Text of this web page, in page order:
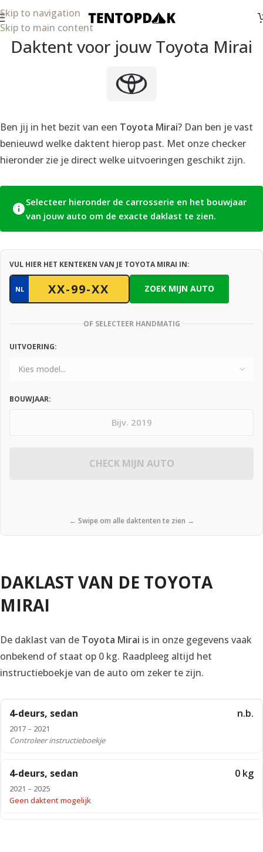
Skip to navigation
Skip to main content
Daktent voor jouw Toyota Mirai
Ben jij in het bezit van een Toyota Mirai? Dan ben je vast
benieuwd welke daktent hierop past. Met onze checker
hieronder zie je direct welke uitvoeringen geschikt zijn.
Selecteer hieronder de carrosserie en het bouwjaar
van jouw auto om de exacte daklast te zien.
VUL HIER HET KENTEKEN VAN JE TOYOTA MIRAI IN:
NL ZOEK MIJN AUTO
OF SELECTEER HANDMATIG
UITVOERING:
BOUWJAAR:
CHECK MIJN AUTO
← Swipe om alle daktenten te zien →
DAKLAST VAN DE TOYOTA
MIRAI
De daklast van de Toyota Mirai is in onze gegevens vaak
onbekend of staat op 0 kg. Raadpleeg altijd het
instructieboekje van de auto om zeker te zijn.
4-deurs, sedan
2017 – 2021
n.b.
Controleer instructieboekje
4-deurs, sedan
2021 – 2025
0 kg
Geen daktent mogelijk